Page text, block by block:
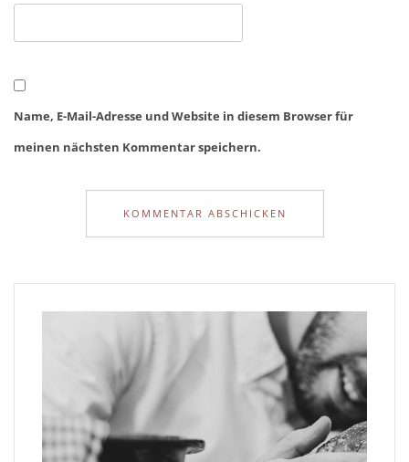
Name, E-Mail-Adresse und Website in diesem Browser für
meinen nächsten Kommentar speichern.